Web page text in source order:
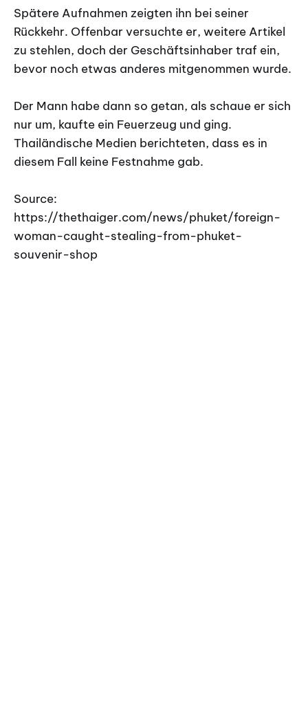
Spätere Aufnahmen zeigten ihn bei seiner
Rückkehr. Offenbar versuchte er, weitere Artikel
zu stehlen, doch der Geschäftsinhaber traf ein,
bevor noch etwas anderes mitgenommen wurde.
Der Mann habe dann so getan, als schaue er sich
nur um, kaufte ein Feuerzeug und ging.
Thailändische Medien berichteten, dass es in
diesem Fall keine Festnahme gab.
Source:
https://thethaiger.com/news/phuket/foreign-
woman-caught-stealing-from-phuket-
souvenir-shop